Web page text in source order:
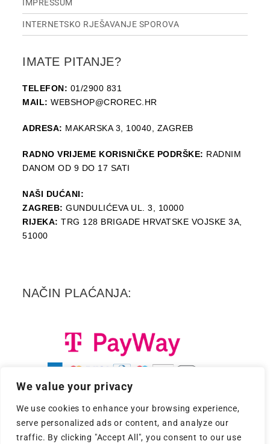
We value your privacy
We use cookies to enhance your browsing experience,
serve personalized ads or content, and analyze our
traffic. By clicking "Accept All", you consent to our use
IMPRESSUM
INTERNETSKO RJEŠAVANJE SPOROVA
IMATE PITANJE?
TELEFON: 01/2900 831
MAIL: WEBSHOP@CROREC.HR
ADRESA: MAKARSKA 3, 10040, ZAGREB
RADNO VRIJEME KORISNIČKE PODRŠKE: RADNIM
DANOM OD 9 DO 17 SATI
NAŠI DUĆANI:
ZAGREB: GUNDULIĆEVA UL. 3, 10000
RIJEKA: TRG 128 BRIGADE HRVATSKE VOJSKE 3A,
51000
NAČIN PLAĆANJA: